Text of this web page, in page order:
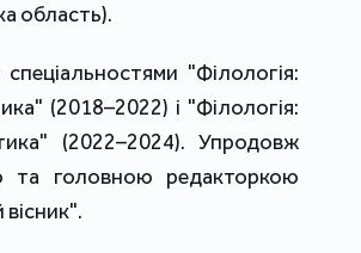
область).
"Філологія:
(2018–2022) і "Філологія:
(2022–2024). Упродовж
та головною редакторкою